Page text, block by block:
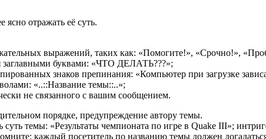
отражать её суть.
выражений, таких как: «Помогите!», «Срочно!»,
заглавными буквами: «ЧТО ДЕЛАТЬ???»;
знаков препинания: «Компьютер при загрузке
«..::Название темы::..»;
не связанного с вашим сообщением.
порядке, предупреждение автору темы.
суть темы: «Результаты чемпионата по игре в Quake III»;
каждый посетитель по названию темы должен